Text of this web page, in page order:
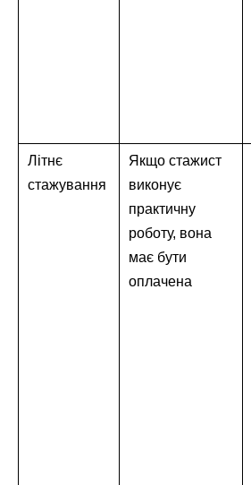
Літнє
стажування
Якщо стажист
виконує
практичну
роботу, вона
має бути
оплачена